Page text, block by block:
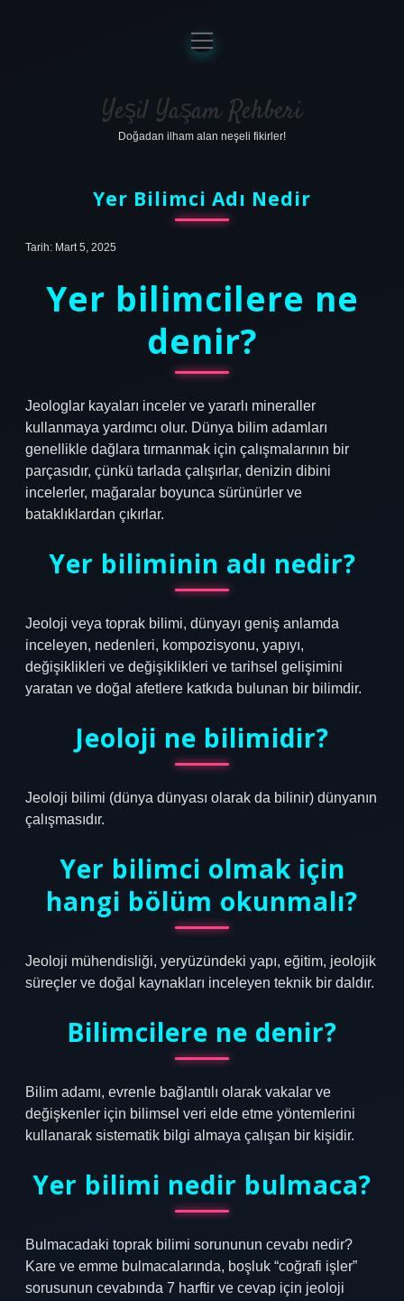
Anasayfa
Gizlilik Politikası
Yasal Uyarı
menüyü
aç
Yeşil Yaşam Rehberi
Doğadan ilham alan neşeli fikirler!
Yer Bilimci Adı Nedir
Tarih: Mart 5, 2025
Yer bilimcilere ne
denir?
Jeologlar kayaları inceler ve yararlı mineraller
kullanmaya yardımcı olur. Dünya bilim adamları
genellikle dağlara tırmanmak için çalışmalarının bir
parçasıdır, çünkü tarlada çalışırlar, denizin dibini
incelerler, mağaralar boyunca sürünürler ve
bataklıklardan çıkırlar.
Yer biliminin adı nedir?
Jeoloji veya toprak bilimi, dünyayı geniş anlamda
inceleyen, nedenleri, kompozisyonu, yapıyı,
değişiklikleri ve değişiklikleri ve tarihsel gelişimini
yaratan ve doğal afetlere katkıda bulunan bir bilimdir.
Jeoloji ne bilimidir?
Jeoloji bilimi (dünya dünyası olarak da bilinir) dünyanın
çalışmasıdır.
Yer bilimci olmak için
hangi bölüm okunmalı?
Jeoloji mühendisliği, yeryüzündeki yapı, eğitim, jeolojik
süreçler ve doğal kaynakları inceleyen teknik bir daldır.
Bilimcilere ne denir?
Bilim adamı, evrenle bağlantılı olarak vakalar ve
değişkenler için bilimsel veri elde etme yöntemlerini
kullanarak sistematik bilgi almaya çalışan bir kişidir.
Yer bilimi nedir bulmaca?
Bulmacadaki toprak bilimi sorununun cevabı nedir?
Kare ve emme bulmacalarında, boşluk “coğrafi işler”
sorusunun cevabında 7 harftir ve cevap için jeoloji